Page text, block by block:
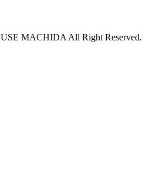
MACHIDA All Right Reserved.